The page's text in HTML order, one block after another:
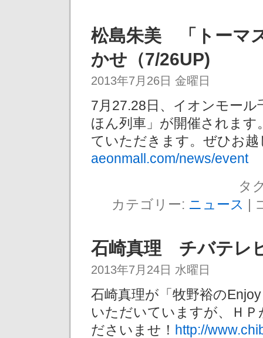
松島朱美 「トーマ
かせ（7/26UP)
2013年7月26日 金曜日
7月27.28日、イオンモー
ほん列車」が開催されま
ていただきます。ぜひお
aeonmall.com/news/event
タ
カテゴリー: ニュース |
石崎真理 チバテレ
2013年7月24日 水曜日
石崎真理が「牧野裕の
いただいていますが、Ｈ
ださいませ！ http://